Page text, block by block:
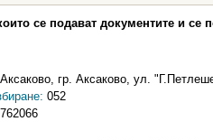
се подават документите и се
гр. Аксаково, ул.
052